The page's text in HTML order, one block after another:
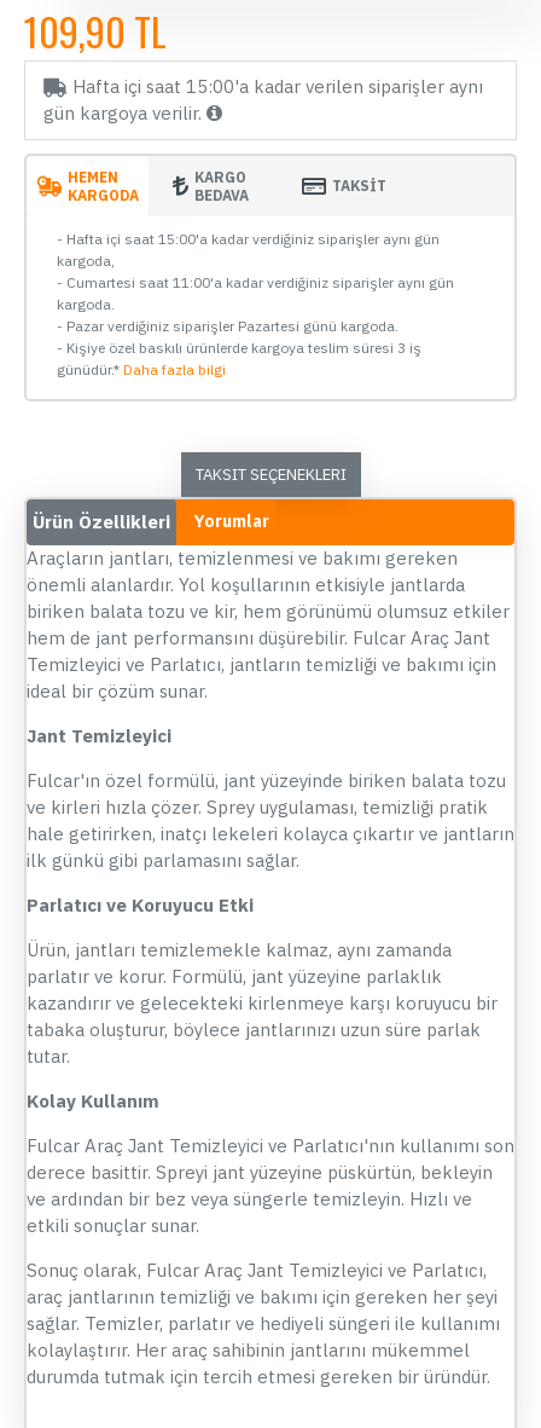
109,90 TL
Hafta içi saat 15:00'a kadar verilen siparişler aynı
gün kargoya verilir.
HEMEN
KARGODA
KARGO
BEDAVA
TAKSİT
- Hafta içi saat 15:00'a kadar verdiğiniz siparişler aynı gün
kargoda,
- Cumartesi saat 11:00'a kadar verdiğiniz siparişler aynı gün
kargoda.
- Pazar verdiğiniz siparişler Pazartesi günü kargoda.
- Kişiye özel baskılı ürünlerde kargoya teslim süresi 3 iş
günüdür.* Daha fazla bilgi
TAKSIT SEÇENEKLERI
Ürün Özellikleri Yorumlar
Araçların jantları, temizlenmesi ve bakımı gereken
önemli alanlardır. Yol koşullarının etkisiyle jantlarda
biriken balata tozu ve kir, hem görünümü olumsuz etkiler
hem de jant performansını düşürebilir. Fulcar Araç Jant
Temizleyici ve Parlatıcı, jantların temizliği ve bakımı için
ideal bir çözüm sunar.
Jant Temizleyici
Fulcar'ın özel formülü, jant yüzeyinde biriken balata tozu
ve kirleri hızla çözer. Sprey uygulaması, temizliği pratik
hale getirirken, inatçı lekeleri kolayca çıkartır ve jantların
ilk günkü gibi parlamasını sağlar.
Parlatıcı ve Koruyucu Etki
Ürün, jantları temizlemekle kalmaz, aynı zamanda
parlatır ve korur. Formülü, jant yüzeyine parlaklık
kazandırır ve gelecekteki kirlenmeye karşı koruyucu bir
tabaka oluşturur, böylece jantlarınızı uzun süre parlak
tutar.
Kolay Kullanım
Fulcar Araç Jant Temizleyici ve Parlatıcı'nın kullanımı son
derece basittir. Spreyi jant yüzeyine püskürtün, bekleyin
ve ardından bir bez veya süngerle temizleyin. Hızlı ve
etkili sonuçlar sunar.
Sonuç olarak, Fulcar Araç Jant Temizleyici ve Parlatıcı,
araç jantlarının temizliği ve bakımı için gereken her şeyi
sağlar. Temizler, parlatır ve hediyeli süngeri ile kullanımı
kolaylaştırır. Her araç sahibinin jantlarını mükemmel
durumda tutmak için tercih etmesi gereken bir üründür.